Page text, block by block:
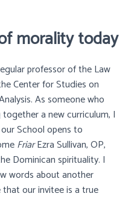
morality today
professor of the Law
Center for Studies on
As someone who
a new curriculum, I
School opens to
FriarEzra Sullivan, OP,
Dominican spirituality. I
words about another
that our invitee is a true